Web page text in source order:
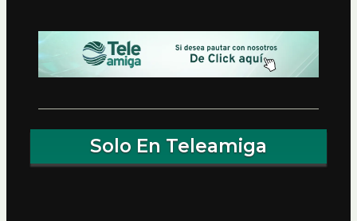
Solo En Teleamiga